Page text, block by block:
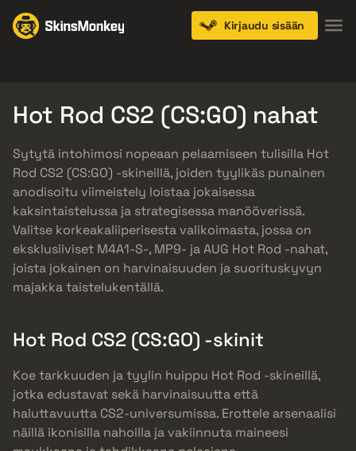
Kirjaudu sisään
Hot Rod CS2 (CS:GO) nahat
Sytytä intohimosi nopeaan pelaamiseen tulisilla Hot
Rod CS2 (CS:GO) -skineillä, joiden tyylikäs punainen
anodisoitu viimeistely loistaa jokaisessa
kaksintaistelussa ja strategisessa manööverissä.
Valitse korkeakaliiperisesta valikoimasta, jossa on
eksklusiiviset M4A1-S-, MP9- ja AUG Hot Rod -nahat,
joista jokainen on harvinaisuuden ja suorituskyvyn
majakka taistelukentällä.
Hot Rod CS2 (CS:GO) -skinit
Koe tarkkuuden ja tyylin huippu Hot Rod -skineillä,
jotka edustavat sekä harvinaisuutta että
haluttavuutta CS2-universumissa. Erottele arsenaalisi
näillä ikonisilla nahoilla ja vakiinnuta maineesi